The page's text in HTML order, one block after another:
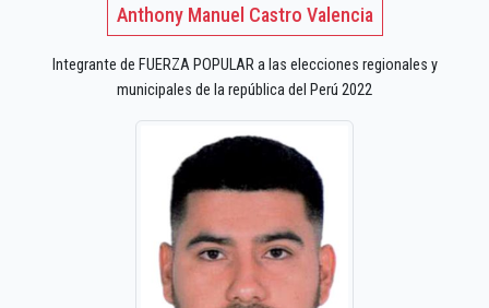
Anthony Manuel Castro Valencia
Integrante de FUERZA POPULAR a las elecciones regionales y
municipales de la república del Perú 2022